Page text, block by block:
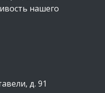
нашего
д. 91